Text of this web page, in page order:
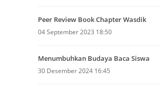
Peer Review Book Chapter Wasdik
04 September 2023 18:50
Menumbuhkan Budaya Baca Siswa
30 Desember 2024 16:45